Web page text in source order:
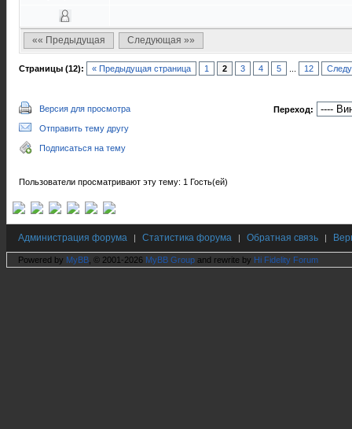
«« Предыдущая Следующая »»
Страницы (12): « Предыдущая страница 1 2 3 4 5 12
Версия для просмотра
Отправить тему другу
Подписаться на тему
Переход:
Пользователи просматривают эту тему: 1 Гость(ей)
Администрация форума | Статистика форума | Обратная связь |
Powered by MyBB , © 2001-2026 MyBB Group and rewrite by Hi Fidelity Forum